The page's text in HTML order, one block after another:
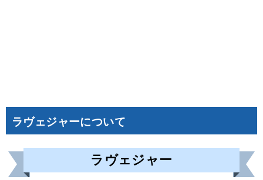
ラヴェジャーについて
ラヴェジャー